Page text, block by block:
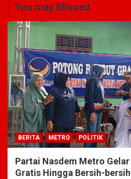
You may Missed
BERITA METRO POLITIK
Partai Nasdem Metro
Gratis Hingga Bersih-